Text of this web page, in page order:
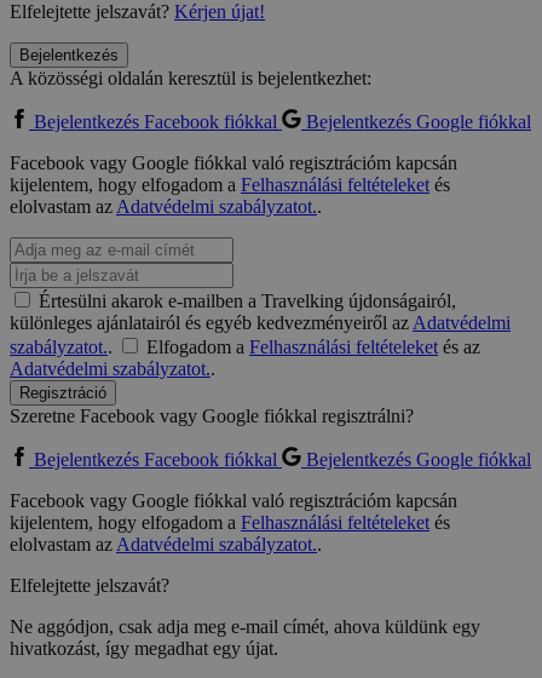
Elfelejtette jelszavát? Kérjen újat!
Bejelentkezés
A közösségi oldalán keresztül is bejelentkezhet:
Bejelentkezés Facebook fiókkal
Bejelentkezés Google fiókkal
Facebook vagy Google fiókkal való regisztrációm kapcsán
kijelentem, hogy elfogadom a Felhasználási feltételeketés
elolvastam azAdatvédelmi szabályzatot..
Értesülni akarok e-mailben a Travelking újdonságairól,
különleges ajánlatairól és egyéb kedvezményeiről azAdatvédelmi
szabályzatot.. Elfogadom a Felhasználási feltételeketés az
Adatvédelmi szabályzatot..
Regisztráció
Szeretne Facebook vagy Google fiókkal regisztrálni?
Bejelentkezés Facebook fiókkal
Bejelentkezés Google fiókkal
Facebook vagy Google fiókkal való regisztrációm kapcsán
kijelentem, hogy elfogadom a Felhasználási feltételeketés
elolvastam azAdatvédelmi szabályzatot..
Elfelejtette jelszavát?
Ne aggódjon, csak adja meg e-mail címét, ahova küldünk egy
hivatkozást, így megadhat egy újat.